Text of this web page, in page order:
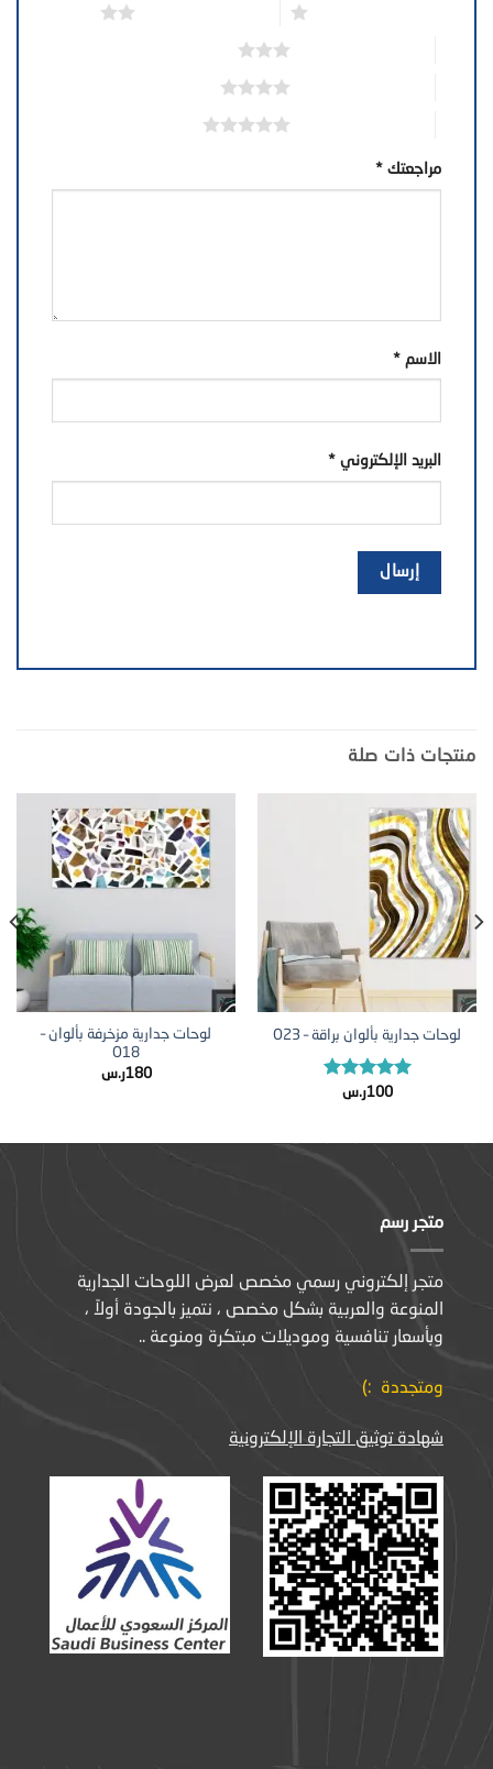
مراجعتك *
الاسم *
البريد الإلكتروني *
منتجات ذات صلة
لوحات جدارية بألوان براقة – O23
تم التقييم
100ر.س
لوحات جدارية مزخرفة بألوان –
O18
180ر.س
متجر رسم
متجر إلكتروني رسمي مخصص لعرض اللوحات الجدارية
المنوعة والعربية بشكل مخصص ، نتميز بالجودة أولاً ،
وبأسعار تنافسية وموديلات مبتكرة ومنوعة ..
ومتجددة :)
شهادة توثيق التجارة الإلكترونية